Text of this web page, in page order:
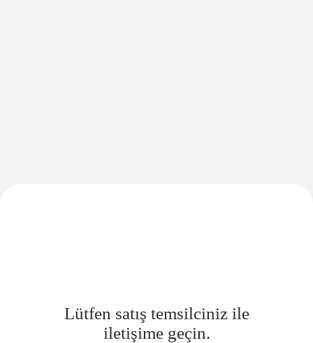
Lütfen satış temsilciniz ile
iletişime geçin.